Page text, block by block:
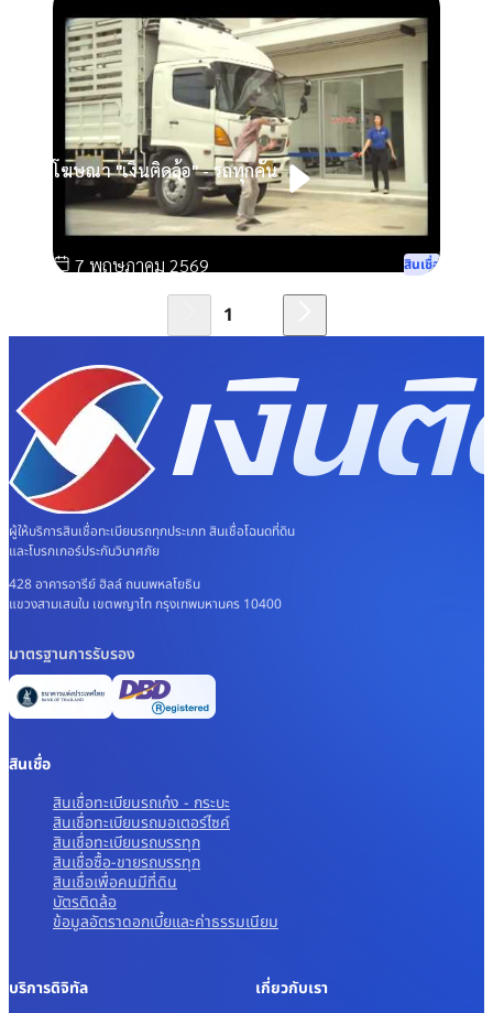
โฆษณา "เงินติดล้อ" - รถทุกคัน
7 พฤษภาคม 2569 สินเชื่อ
ผู้ให้บริการสินเชื่อทะเบียนรถทุกประเภท สินเชื่อโฉนดที่ดิน
และโบรกเกอร์ประกันวินาศภัย
428 อาคารอารีย์ ฮิลล์ ถนนพหลโยธิน
แขวงสามเสนใน เขตพญาไท กรุงเทพมหานคร 10400
มาตรฐานการรับรอง
สินเชื่อ
สินเชื่อทะเบียนรถเก๋ง - กระบะ
สินเชื่อทะเบียนรถมอเตอร์ไซค์
สินเชื่อทะเบียนรถบรรทุก
สินเชื่อซื้อ-ขายรถบรรทุก
สินเชื่อเพื่อคนมีที่ดิน
บัตรติดล้อ
ข้อมูลอัตราดอกเบี้ยและค่าธรรมเนียม
บริการดิจิทัล
เกี่ยวกับเรา